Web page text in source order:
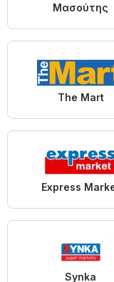
Μασούτης
The Mart
Express
Synka